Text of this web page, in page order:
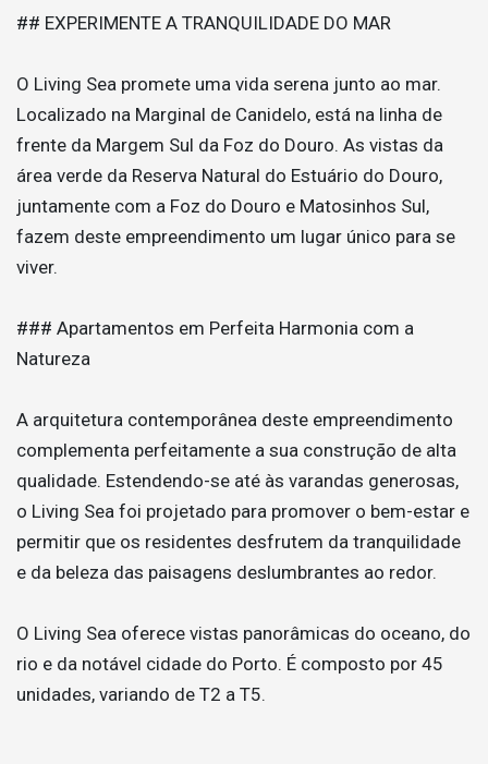
## EXPERIMENTE A TRANQUILIDADE DO MAR
O Living Sea promete uma vida serena junto ao mar.
Localizado na Marginal de Canidelo, está na linha de
frente da Margem Sul da Foz do Douro. As vistas da
área verde da Reserva Natural do Estuário do Douro,
juntamente com a Foz do Douro e Matosinhos Sul,
fazem deste empreendimento um lugar único para se
viver.
### Apartamentos em Perfeita Harmonia com a
Natureza
A arquitetura contemporânea deste empreendimento
complementa perfeitamente a sua construção de alta
qualidade. Estendendo-se até às varandas generosas,
o Living Sea foi projetado para promover o bem-estar e
permitir que os residentes desfrutem da tranquilidade
e da beleza das paisagens deslumbrantes ao redor.
O Living Sea oferece vistas panorâmicas do oceano, do
rio e da notável cidade do Porto. É composto por 45
unidades, variando de T2 a T5.